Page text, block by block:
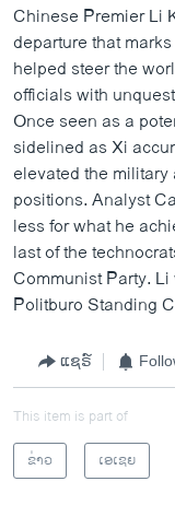
Chinese Premier Li
departure that
helped steer the
officials with
Once seen as a
sidelined as Xi
elevated the
positions. Analyst
less for what he
last of the
Communist Party.
Politburo Standing
ແຊຣ໌
This item is part of
ຂ່າວ
ເອເຊຍ